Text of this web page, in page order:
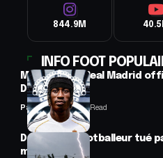
844.9M
INFO FOOT
Mercato : Le Real Madrid
Diomandé
Panafrofoot1 Min Read
Drame : un footballeur tué
match